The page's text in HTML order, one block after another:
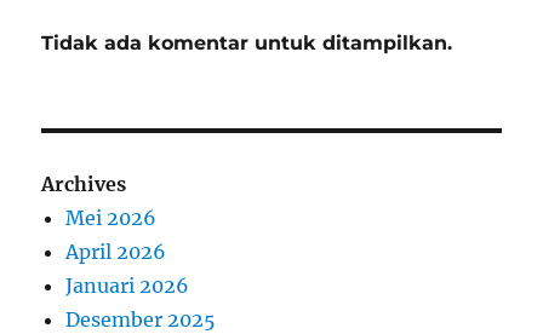
Tidak ada komentar untuk ditampilkan.
Archives
Mei 2026
April 2026
Januari 2026
Desember 2025